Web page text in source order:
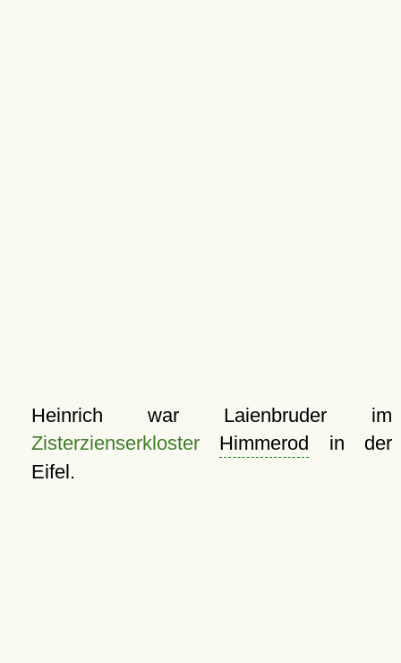
Heinrich war Laienbruder im
Zisterzienserkloster
Himmerod in der
Eifel.